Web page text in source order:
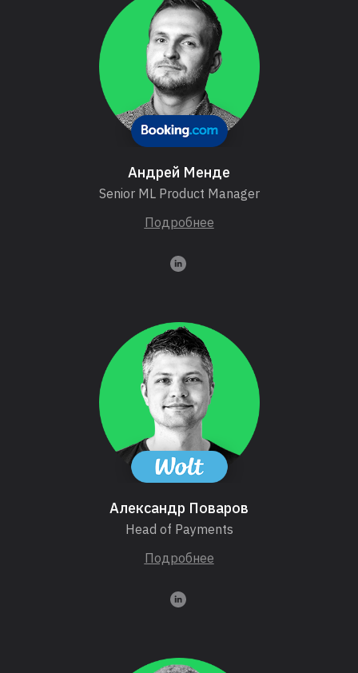
Андрей Менде
Senior ML Product Manager
Подробнее
Александр Поваров
Head of Payments
Подробнее